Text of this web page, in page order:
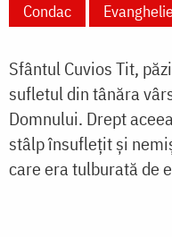
Condac
Sfântul Cuvios Tit,
sufletul din tânăra
Domnului. Drept
stâlp însuflețit și
care era tulburată de